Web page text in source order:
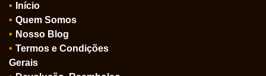
Início
Quem Somos
Nosso Blog
Termos e Condições
Gerais